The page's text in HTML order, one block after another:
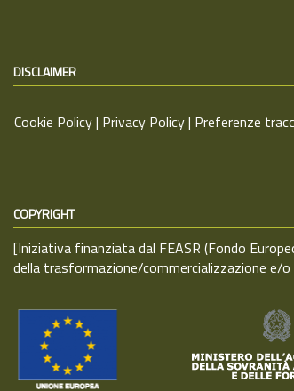
DISCLAIMER
Cookie Policy | Privacy Policy| Preferenze
COPYRIGHT
[Iniziativa finanziata dal FEASR (Fondo
della trasformazione/commercializzazione e/